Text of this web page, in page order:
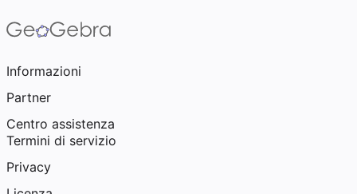
Informazioni
Partner
Centro assistenza
Termini di servizio
Privacy